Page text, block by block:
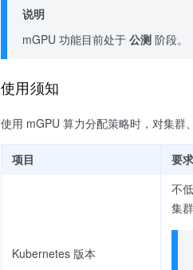
说明
mGPU 功能目前处于公测 阶段。
使用须知
使用 mGPU 算力分配策略时，对集群
项目 要求
Kubernetes 版本
不
集